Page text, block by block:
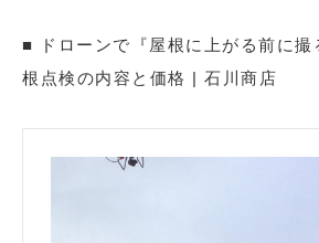
■ ドローンで『屋根に上がる前に撮
根点検の内容と価格 | 石川商店